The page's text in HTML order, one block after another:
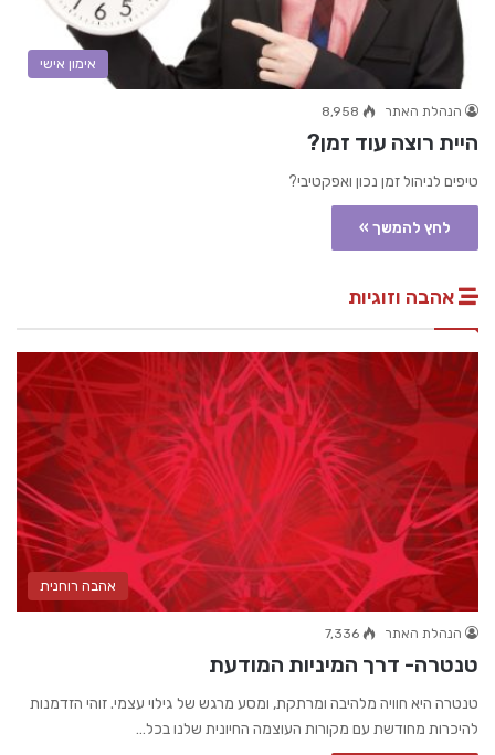
אימון אישי
הנהלת האתר 8,958
היית רוצה עוד זמן?
טיפים לניהול זמן נכון ואפקטיבי?
לחץ להמשך »
אהבה וזוגיות
אהבה רוחנית
הנהלת האתר 7,336
טנטרה- דרך המיניות המודעת
טנטרה היא חוויה מלהיבה ומרתקת, ומסע מרגש של גילוי עצמי. זוהי הזדמנות
להיכרות מחודשת עם מקורות העוצמה החיונית שלנו בכל…